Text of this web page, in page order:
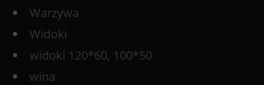
Warzywa
Widoki
widoki 120*60, 100*50
wina